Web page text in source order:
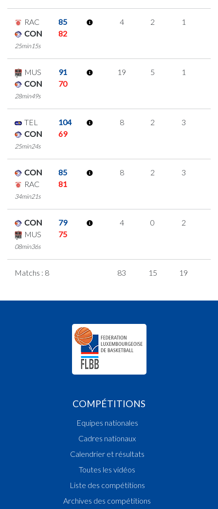
RAC
85
CON
82
25min15s
4 2 1
MUS
91
CON
70
28min49s
19 5 1
TEL
104
CON
69
25min24s
8 2 3
CON
85
RAC
81
34min21s
8 2 3
CON
79
MUS
75
08min36s
4 0 2
Matchs : 8 83 15 19
COMPÉTITIONS
Equipes nationales
Cadres nationaux
Calendrier et résultats
Toutes les vidéos
Liste des compétitions
Archives des compétitions